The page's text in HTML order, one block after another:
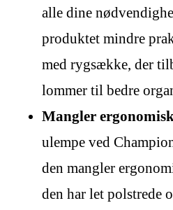
alle dine
produktet mindre
med rygsække, der
lommer til bedre
Mangler
ulempe ved
den mangler
den har let polstrede